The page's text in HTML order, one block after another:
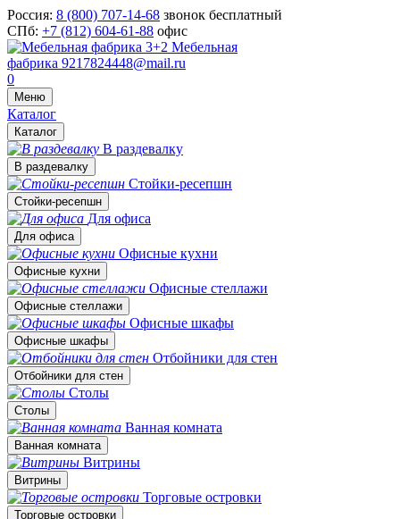
Россия: 8 (800) 707-14-68 звонок бесплатный
СПб: +7 (812) 604-61-88 офис
Мебельная
фабрика 9217824448@mail.ru
0
Меню
Каталог
Каталог
В раздевалку
В раздевалку
Стойки-ресепшн
Стойки-ресепшн
Для офиса
Для офиса
Офисные кухни
Офисные кухни
Офисные стеллажи
Офисные стеллажи
Офисные шкафы
Офисные шкафы
Отбойники для стен
Отбойники для стен
Столы
Столы
Ванная комната
Ванная комната
Витрины
Витрины
Торговые островки
Торговые островки